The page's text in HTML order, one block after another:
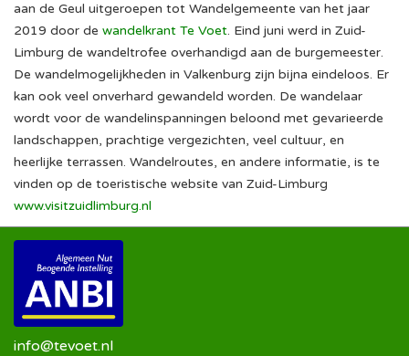
aan de Geul uitgeroepen tot Wandelgemeente van het jaar
2019 door de wandelkrant Te Voet. Eind juni werd in Zuid-
Limburg de wandeltrofee overhandigd aan de burgemeester.
De wandelmogelijkheden in Valkenburg zijn bijna eindeloos. Er
kan ook veel onverhard gewandeld worden. De wandelaar
wordt voor de wandelinspanningen beloond met gevarieerde
landschappen, prachtige vergezichten, veel cultuur, en
heerlijke terrassen. Wandelroutes, en andere informatie, is te
vinden op de toeristische website van Zuid-Limburg
www.visitzuidlimburg.nl
info@tevoet.nl